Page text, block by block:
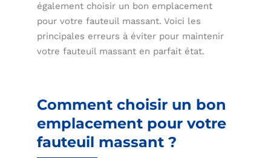
également choisir un bon emplacement
pour votre fauteuil massant. Voici les
principales erreurs à éviter pour maintenir
votre fauteuil massant en parfait état.
Comment choisir un bon
emplacement pour votre
fauteuil massant ?